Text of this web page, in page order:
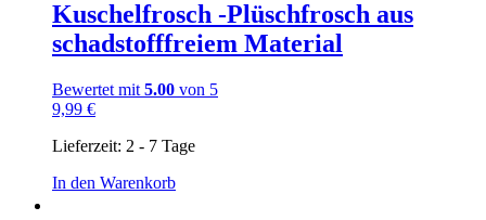
Kuschelfrosch -Plüschfrosch aus
schadstofffreiem Material
Bewertet mit 5.00 von 5
9,99 €
Lieferzeit: 2 - 7 Tage
In den Warenkorb